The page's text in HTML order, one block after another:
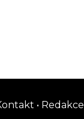
•Redakce